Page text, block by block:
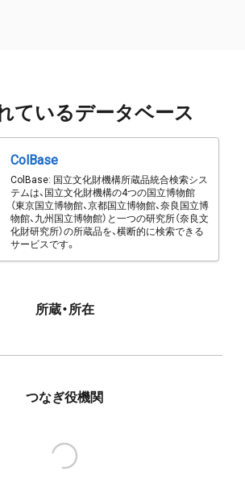
ているデータベース
ColBase
ColBase: 国立文化財機構所蔵品統合検索シス
テムは、国立文化財機構の4つの国立博物館
（東京国立博物館、京都国立博物館、奈良国立博
物館、九州国立博物館）と一つの研究所（奈良文
化財研究所）の所蔵品を、横断的に検索できる
サービスです。
所蔵・所在
つなぎ役機関